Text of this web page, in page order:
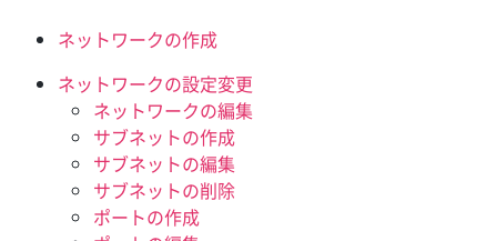
ネットワークの作成
ネットワークの設定変更
ネットワークの編集
サブネットの作成
サブネットの編集
サブネットの削除
ポートの作成